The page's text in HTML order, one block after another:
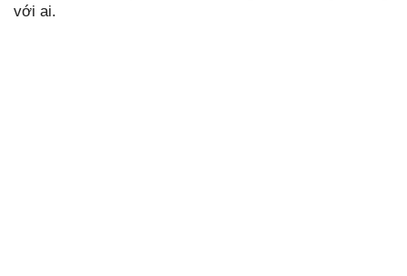
với ai.